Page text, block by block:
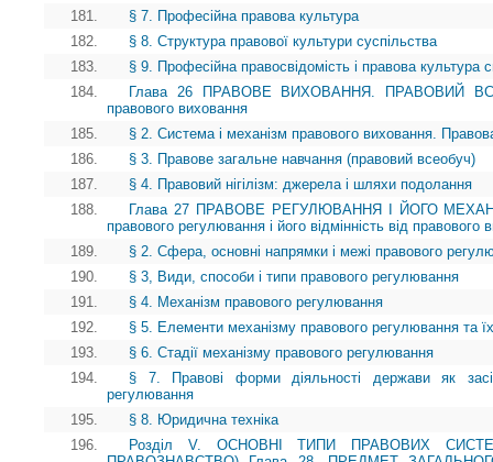
181.
§ 7. Професійна правова культура
182.
§ 8. Структура правової культури суспільства
183.
§ 9. Професійна правосвідомість і правова культура
184.
Глава 26 ПРАВОВЕ ВИХОВАННЯ. ПРАВОВИЙ
правового виховання
185.
§ 2. Система і механізм правового виховання.
186.
§ 3. Правове загальне навчання (правовий всеобуч)
187.
§ 4. Правовий нігілізм: джерела і шляхи подолання
188.
Глава 27 ПРАВОВЕ РЕГУЛЮВАННЯ І ЙОГО
правового регулювання і його відмінність від правового
189.
§ 2. Сфера, основні напрямки і межі правового
190.
§ 3, Види, способи і типи правового регулювання
191.
§ 4. Механізм правового регулювання
192.
§ 5. Елементи механізму правового регулювання та
193.
§ 6. Стадії механізму правового регулювання
194.
§ 7. Правові форми діяльності держави як
регулювання
195.
§ 8. Юридична техніка
196.
Розділ V. ОСНОВНІ ТИПИ ПРАВОВИХ